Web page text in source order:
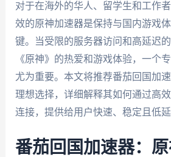
对于在海外的华人、留学生和工作
效的原神加速器是保持与国内游戏
键。当受限的服务器访问和高延迟
《原神》的热爱和游戏体验，一个
尤为重要。本文将推荐番茄回国加
理想选择，详细解释其如何通过高
连接，提供给用户快速、稳定且低延
番茄回国加速器：